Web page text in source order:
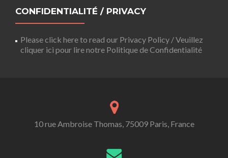
CONFIDENTIALITÉ / PRIVACY
Please click here to read our Privacy Policy / Veuillez
cliquer ici pour lire notre Politique de Confidentialité
10 rue Ambroise Thomas, 75009 Paris, France